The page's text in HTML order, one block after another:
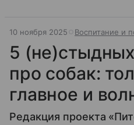
10 ноября 2025 Воспитание и
5
про собак:
главное и
Редакция проекта